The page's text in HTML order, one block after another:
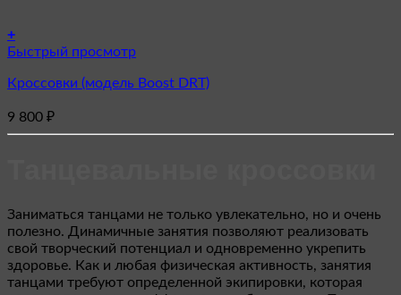
+
Этот
имеет
вариаций.
Опции
товара.
Быстрый просмотр
Кроссовки (модель Boost DRT)
9 800 ₽
Заниматься танцами не только увлекательно, но и очень
полезно. Динамичные занятия позволяют реализовать
свой творческий потенциал и одновременно укрепить
здоровье. Как и любая физическая активность, занятия
танцами требуют определенной экипировки, которая